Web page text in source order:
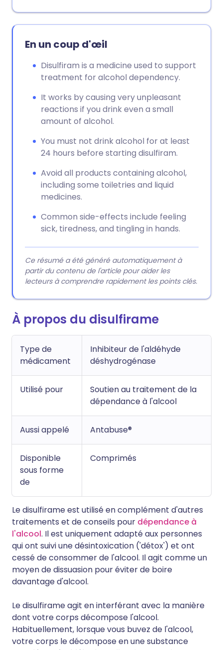
En un coup d'œil
Disulfiram is a medicine used to support
treatment for alcohol dependency.
It works by causing very unpleasant
reactions if you drink even a small
amount of alcohol.
You must not drink alcohol for at least
24 hours before starting disulfiram.
Avoid all products containing alcohol,
including some toiletries and liquid
medicines.
Common side-effects include feeling
sick, tiredness, and tingling in hands.
Ce résumé a été généré automatiquement à
partir du contenu de l'article pour aider les
lecteurs à comprendre rapidement les points clés.
À propos du disulfirame
Type de
médicament
Inhibiteur de l'aldéhyde
déshydrogénase
Utilisé pour
Soutien au traitement de la
dépendance à l'alcool
Aussi appelé Antabuse®
Disponible
sous forme
de
Comprimés
Le disulfirame est utilisé en complément d'autres
traitements et de conseils pour dépendance à
l'alcool. Il est uniquement adapté aux personnes
qui ont suivi une désintoxication ('détox') et ont
cessé de consommer de l'alcool. Il agit comme un
moyen de dissuasion pour éviter de boire
davantage d'alcool.
Le disulfirame agit en interférant avec la manière
dont votre corps décompose l'alcool.
Habituellement, lorsque vous buvez de l'alcool,
votre corps le décompose en une substance